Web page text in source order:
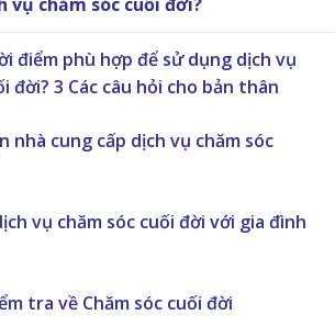
vụ chăm sóc cuối đời?
điểm phù hợp để sử dụng dịch vụ
đời? 3 Các câu hỏi cho bản thân
nhà cung cấp dịch vụ chăm sóc
vụ chăm sóc cuối đời với gia đình
tra về Chăm sóc cuối đời